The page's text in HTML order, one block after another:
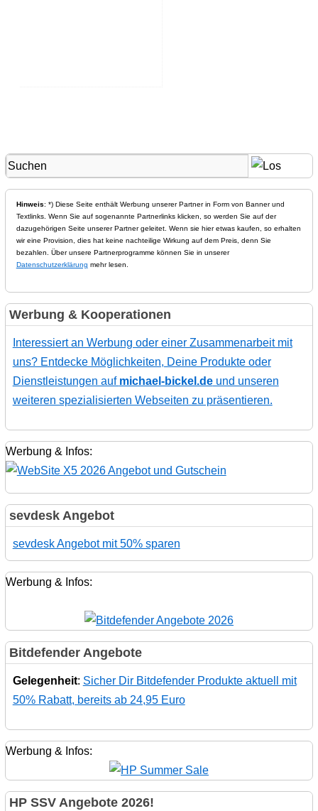
Hinweis: *) Diese Seite enthält Werbung unserer Partner in Form von Banner und
Textlinks. Wenn Sie auf sogenannte Partnerlinks klicken, so werden Sie auf der
dazugehörigen Seite unserer Partner geleitet. Wenn sie hier etwas kaufen, so erhalten
wir eine Provision, dies hat keine nachteilige Wirkung auf dem Preis, denn Sie
bezahlen. Über unsere Partnerprogramme können Sie in unserer
Datenschutzerklärung mehr lesen.
Werbung & Kooperationen
Interessiert an Werbung oder einer Zusammenarbeit mit
uns? Entdecke Möglichkeiten, Deine Produkte oder
Dienstleistungen auf michael-bickel.deund unseren
weiteren spezialisierten Webseiten zu präsentieren.
Werbung & Infos:
sevdesk Angebot
sevdesk Angebot mit 50% sparen
Werbung & Infos:
Bitdefender Angebote
Gelegenheit: Sicher Dir Bitdefender Produkte aktuell mit
50% Rabatt, bereits ab 24,95 Euro
Werbung & Infos:
HP SSV Angebote 2026!